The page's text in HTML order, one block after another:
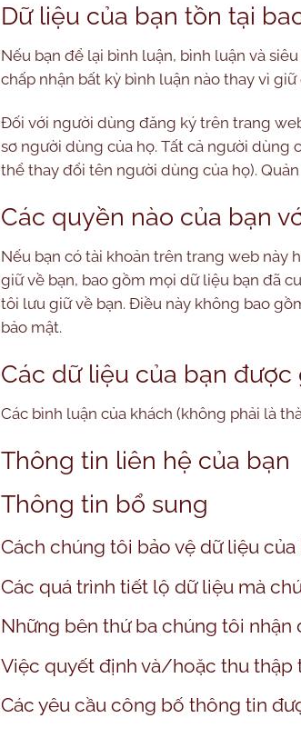
Dữ liệu của bạn tồn tại
Nếu bạn để lại bình luận, bình luận và
chấp nhận bất kỳ bình luận nào thay vì
Đối với người dùng đăng ký trên trang
sơ người dùng của họ. Tất cả người dùng
thể thay đổi tên người dùng của họ).
Các quyền nào của bạn
Nếu bạn có tài khoản trên trang web này
giữ về bạn, bao gồm mọi dữ liệu bạn đã
tôi lưu giữ về bạn. Điều này không bao
bảo mật.
Các dữ liệu của bạn được
Các bình luận của khách (không phải là
Thông tin liên hệ của bạn
Thông tin bổ sung
Cách chúng tôi bảo vệ dữ liệu của
Các quá trình tiết lộ dữ liệu mà
Những bên thứ ba chúng tôi nhận
Việc quyết định và/hoặc thu
Các yêu cầu công bố thông tin